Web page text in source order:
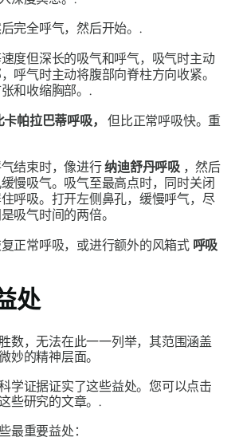
完全呼气，然后开始。.
度但深长的吸气和呼气，吸气时主动
呼气时主动将腹部向脊柱方向收紧。
和收缩胸部。.
卡帕拉巴蒂呼吸，
但比正常呼吸快。重
结束时，像进行纳迪舒丹呼吸，然后
慢吸气。吸气至最高点时，同时关闭
呼吸。打开左侧鼻孔，缓慢呼气，尽
吸气时间的两倍。
正常呼吸，或进行额外的风箱式 呼吸
处
数，无法在此一一列举，其范围涵盖
妙的精神层面。
学证据证实了这些益处。您可以点击
些研究的文章。.
最重要益处：